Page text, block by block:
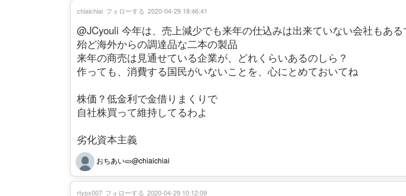
@JCyouli 今年は、売上減少でも来年の仕込みは出来ていない会社もある
殆ど海外からの調達品な二本の製品
来年の商売は見通せている企業が、どれくらいあるのしら？
作っても、消費する国民がいないことを、心にとめておいてね
株価？低金利で金借りまくりで
自社株買って維持してるわよ
劣化資本主義
おちあい🥒@chiaichiai
chiaichiai フォローする 2020-04-29 18:46:41
rtypx007 フォローする 2020-04-29 10:12:09